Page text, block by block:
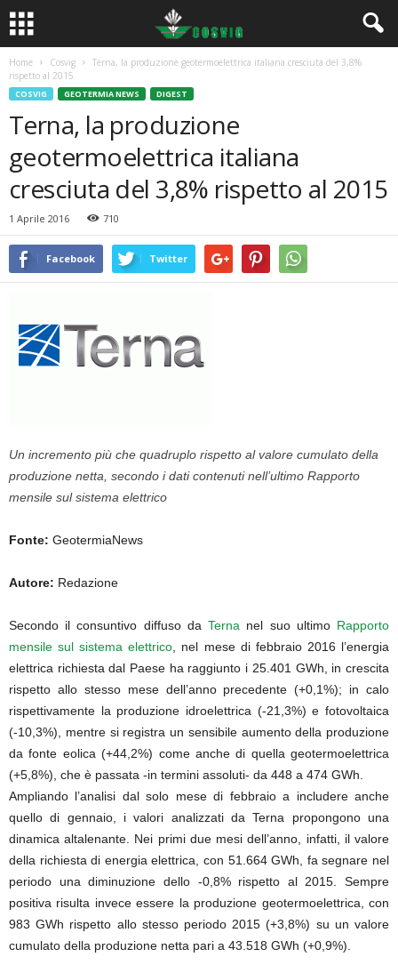
Home Cosvig
Terna, la produzione geotermoelettrica italiana cresciuta del 3,8%
rispetto al 2015
COSVIG GEOTERMIA NEWS DIGEST
Terna, la produzione
geotermoelettrica italiana
cresciuta del 3,8% rispetto al 2015
1 Aprile 2016 710
Facebook Twitter
Un incremento più che quadruplo rispetto al valore cumulato della
produzione netta, secondo i dati contenuti nell’ultimo Rapporto
mensile sul sistema elettrico
Fonte: GeotermiaNews
Autore: Redazione
Secondo il consuntivo diffuso daTerna nel suo ultimo Rapporto
mensile sul sistema elettrico , nel mese di febbraio 2016 l’energia
elettrica richiesta dal Paese ha raggiunto i 25.401 GWh, in crescita
rispetto allo stesso mese dell’anno precedente (+0,1%); in calo
rispettivamente la produzione idroelettrica (-21,3%) e fotovoltaica
(-10,3%), mentre si registra un sensibile aumento della produzione
da fonte eolica (+44,2%) come anche di quella geotermoelettrica
(+5,8%), che è passata -in termini assoluti- da 448 a 474 GWh.
Ampliando l’analisi dal solo mese di febbraio a includere anche
quello di gennaio, i valori analizzati da Terna propongono una
dinamica altalenante. Nei primi due mesi dell’anno, infatti, il valore
della richiesta di energia elettrica, con 51.664 GWh, fa segnare nel
periodo una diminuzione dello -0,8% rispetto al 2015. Sempre
positiva risulta invece essere la produzione geotermoelettrica, con
983 GWh rispetto allo stesso periodo 2015 (+3,8%) su un valore
cumulato della produzione netta pari a 43.518 GWh (+0,9%).